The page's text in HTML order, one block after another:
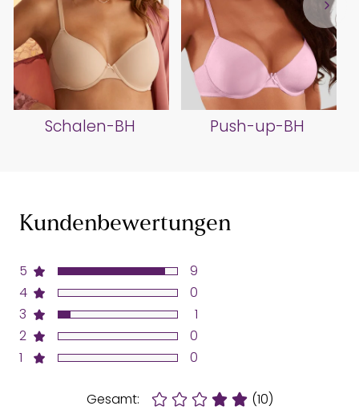
Schalen-BH Push-up-BH
Kundenbewertungen
5
4
3
2
1
9
0
1
0
0
Gesamt: (10)